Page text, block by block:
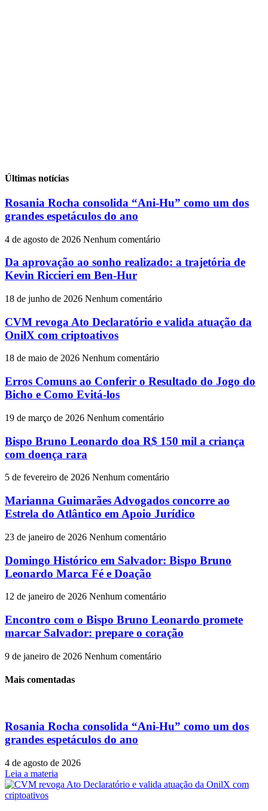
Últimas notícias
Rosania Rocha consolida “Ani-Hu” como um dos
grandes espetáculos do ano
4 de agosto de 2026 Nenhum comentário
Da aprovação ao sonho realizado: a trajetória de
Kevin Riccieri em Ben-Hur
18 de junho de 2026 Nenhum comentário
CVM revoga Ato Declaratório e valida atuação da
OnilX com criptoativos
18 de maio de 2026 Nenhum comentário
Erros Comuns ao Conferir o Resultado do Jogo do
Bicho e Como Evitá-los
19 de março de 2026 Nenhum comentário
Bispo Bruno Leonardo doa R$ 150 mil a criança
com doença rara
5 de fevereiro de 2026 Nenhum comentário
Marianna Guimarães Advogados concorre ao
Estrela do Atlântico em Apoio Jurídico
23 de janeiro de 2026 Nenhum comentário
Domingo Histórico em Salvador: Bispo Bruno
Leonardo Marca Fé e Doação
12 de janeiro de 2026 Nenhum comentário
Encontro com o Bispo Bruno Leonardo promete
marcar Salvador: prepare o coração
9 de janeiro de 2026 Nenhum comentário
Mais comentadas
Rosania Rocha consolida “Ani-Hu” como um dos
grandes espetáculos do ano
4 de agosto de 2026
Leia a materia